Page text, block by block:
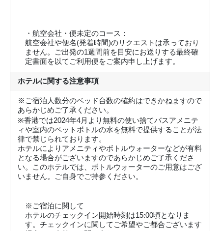
・航空会社・便未定のコース：
航空会社や便名(発着時間)のリクエストは承っており
ません。ご出発の1週間前を目安にお送りする最終確
定書面を以てご利用便をご案内申し上げます。
ホテルに関する注意事項
※ご宿泊人数分のベッド台数の確約はできかねますので
あらかじめご了承ください。
※香港では2024年4月より無料の使い捨てバスアメニテ
ィや室内のペットボトルの水を無料で提供することが法
律で禁じられております。
ホテルによりアメニティやボトルウォーターなどが有料
となる場合がございますのであらかじめご了承くださ
い。このホテルでは、ボトルウォーターのご用意はござ
いません。ご自身でご持参ください。
※ご宿泊に関して
ホテルのチェックイン開始時刻は15:00頃となりま
す。チェックインに関してご希望やご都合ございます